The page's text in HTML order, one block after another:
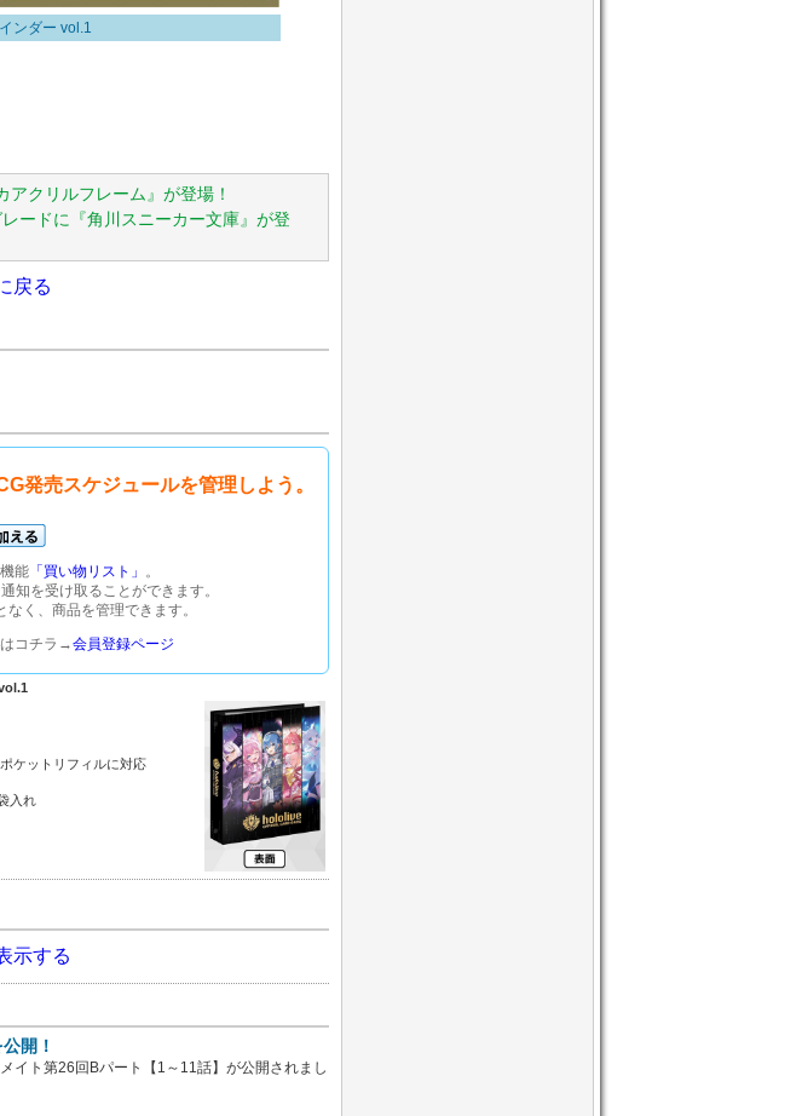
ンダー vol.1
クリルフレーム』が登場！
ードに『角川スニーカー文庫』が登
戻る
発売スケジュールを管理しよう。
能 「買い物リスト」 。
知を受け取ることができます。
く、商品を管理できます。
コチラ→会員登録ページ
ケットリフィルに対応
入れ
示する
開！
イト第26回Bパート【1～11話】が公開されまし